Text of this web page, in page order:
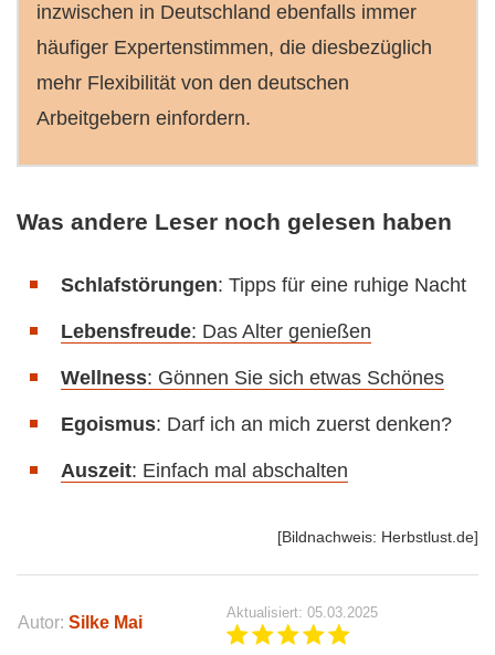
inzwischen in Deutschland ebenfalls immer
häufiger Expertenstimmen, die diesbezüglich
mehr Flexibilität von den deutschen
Arbeitgebern einfordern.
Was andere Leser noch gelesen haben
Schlafstörungen: Tipps für eine ruhige Nacht
Lebensfreude: Das Alter genießen
Wellness: Gönnen Sie sich etwas Schönes
Egoismus: Darf ich an mich zuerst denken?
Auszeit: Einfach mal abschalten
[Bildnachweis: Herbstlust.de]
Autor: Silke Mai
Aktualisiert: 05.03.2025